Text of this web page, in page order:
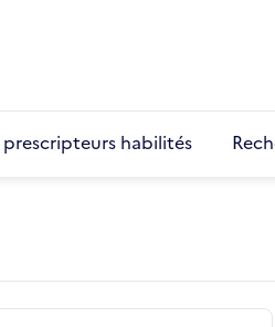
prescripteurs habilités